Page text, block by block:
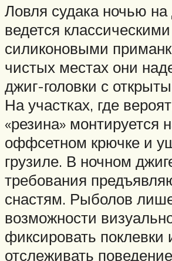
Ловля судака ночью на
ведется классическими
силиконовыми
чистых местах они
джиг-головки с
На участках, где
«резина» монтируется
оффсетном крючке и
грузиле. В ночном
требования
снастям. Рыболов
возможности
фиксировать поклевки
отслеживать